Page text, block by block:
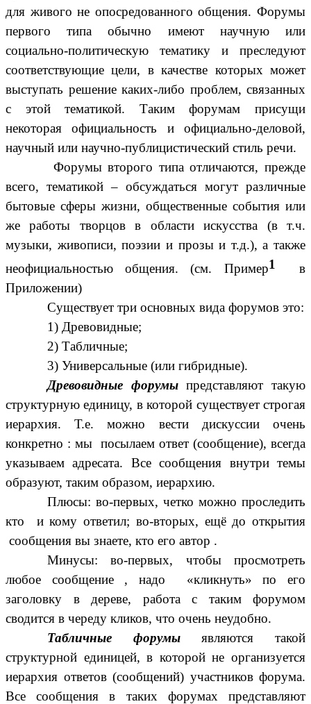
для живого не опосредованного общения. Форумы
первого типа обычно имеют научную или
социально-политическую тематику и преследуют
соответствующие цели, в качестве которых может
выступать решение каких-либо проблем, связанных
с этой тематикой. Таким форумам присущи
некоторая официальность и официально-деловой,
научный или научно-публицистический стиль речи.
Форумы второго типа отличаются, прежде
всего, тематикой – обсуждаться могут различные
бытовые сферы жизни, общественные события или
же работы творцов в области искусства (в т.ч.
музыки, живописи, поэзии и прозы и т.д.), а также
неофициальностью общения. (см. Пример1
в
Приложении)
Существует три основных вида форумов это:
1) Древовидные;
2) Табличные;
3) Универсальные (или гибридные).
Древовидные форумыпредставляют такую
структурную единицу, в которой существует строгая
иерархия. Т.е. можно вести дискуссии очень
конкретно : мы посылаем ответ (сообщение), всегда
указываем адресата. Все сообщения внутри темы
образуют, таким образом, иерархию.
Плюсы: во-первых, четко можно проследить
кто и кому ответил; во-вторых, ещё до открытия
сообщения вы знаете, кто его автор .
Минусы: во-первых, чтобы просмотреть
любое сообщение , надо «кликнуть» по его
заголовку в дереве, работа с таким форумом
сводится в череду кликов, что очень неудобно.
Табличные форумыявляются такой
структурной единицей, в которой не организуется
иерархия ответов (сообщений) участников форума.
Все сообщения в таких форумах представляют